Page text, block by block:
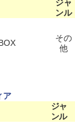
ジャ
ンル
その
他
ア
ジャ
ンル